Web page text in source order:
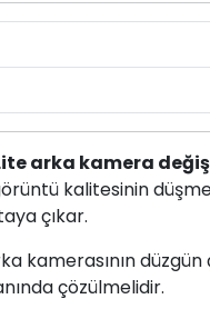
arka kamera
kalitesinin
çıkar.
kamerasının
çözülmelidir.